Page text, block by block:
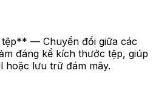
— Chuyển đổi giữa các
đáng kể kích thước tệp, giúp
hoặc lưu trữ đám mây.